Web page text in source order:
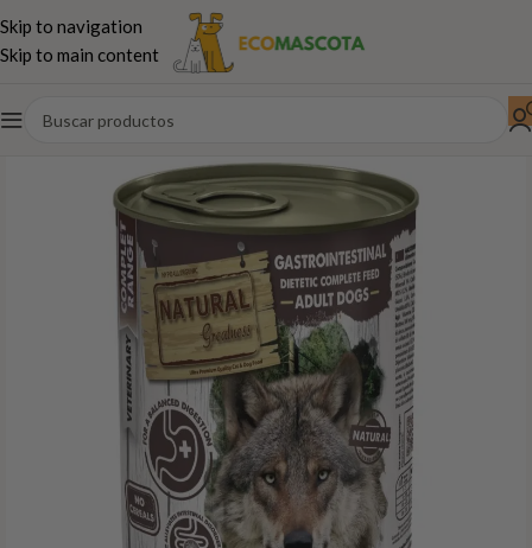
Skip to navigation
Skip to main content
Inicio Dietas veterinarias naturales